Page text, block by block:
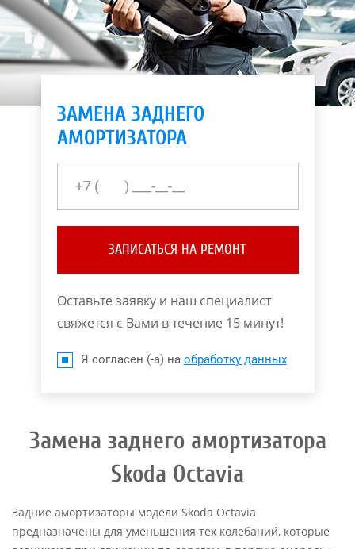
ЗАМЕНА ЗАДНЕГО
АМОРТИЗАТОРА
ЗАПИСАТЬСЯ НА РЕМОНТ
Оставьте заявку и наш специалист
свяжется с Вами в течение 15 минут!
Я согласен (-а) на обработку данных
Замена заднего амортизатора
Skoda Octavia
Задние амортизаторы модели Skoda Octavia
предназначены для уменьшения тех колебаний, которые